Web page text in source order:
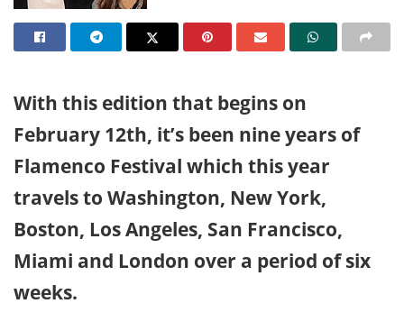
With this edition that begins on
February 12th, it’s been nine years of
Flamenco Festival which this year
travels to Washington, New York,
Boston, Los Angeles, San Francisco,
Miami and London over a period of six
weeks.